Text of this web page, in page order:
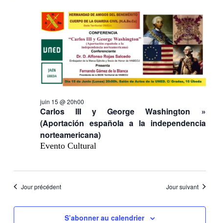
Carlos III y George Washington »
(Aportación española a la independencia
norteamericana)
juin 15 @ 20h00
Evento Cultural
Jour précédent Jour suivant
S’abonner au calendrier